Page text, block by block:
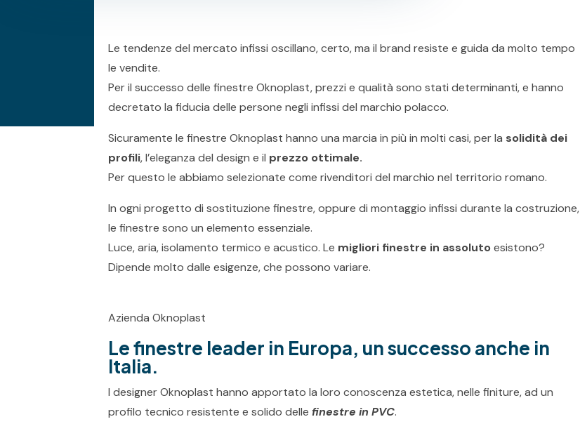
Le tendenze del mercato infissi oscillano, certo, ma il brand resiste e guida da molto tempo
le vendite.
Per il successo delle finestre Oknoplast, prezzi e qualità sono stati determinanti, e hanno
decretato la fiducia delle persone negli infissi del marchio polacco.
Sicuramente le finestre Oknoplast hanno una marcia in più in molti casi, per la solidità dei
profili, l’eleganza del design e il prezzo ottimale.
Per questo le abbiamo selezionate come rivenditori del marchio nel territorio romano.
In ogni progetto di sostituzione finestre, oppure di montaggio infissi durante la costruzione,
le finestre sono un elemento essenziale.
Luce, aria, isolamento termico e acustico. Le migliori finestre in assolutoesistono?
Dipende molto dalle esigenze, che possono variare.
Azienda Oknoplast
Le finestre leader in Europa, un successo anche in
Italia.
I designer Oknoplast hanno apportato la loro conoscenza estetica, nelle finiture, ad un
profilo tecnico resistente e solido delle finestre in PVC.